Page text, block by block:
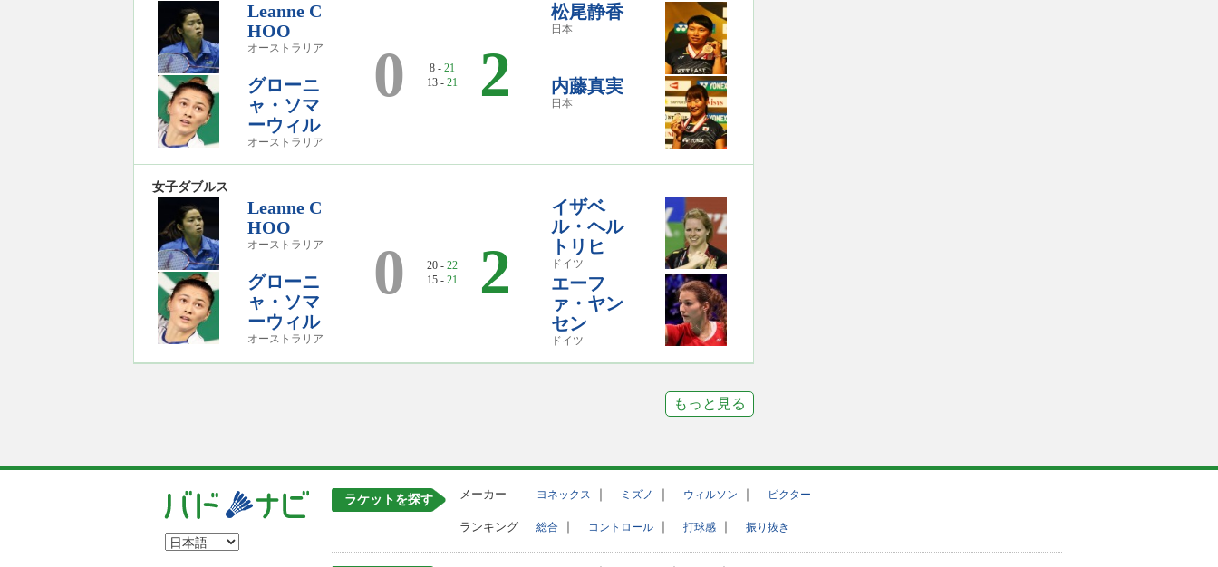
Leanne C
HOO
オーストラリア
グローニ
ャ・ソマ
ーウィル
オーストラリア
0 8 - 21
13 - 21 2
松尾静香
日本
内藤真実
日本
女子ダブルス
Leanne C
HOO
オーストラリア
グローニ
ャ・ソマ
ーウィル
オーストラリア
0 20 - 22
15 - 21 2
イザベ
ル・ヘル
トリヒ
ドイツ
エーフ
ァ・ヤン
セン
ドイツ
もっと見る
ラケットを探す メーカー ヨネックス ミズノ ウィルソン ビクター
ランキング 総合 コントロール 打球感 振り抜き